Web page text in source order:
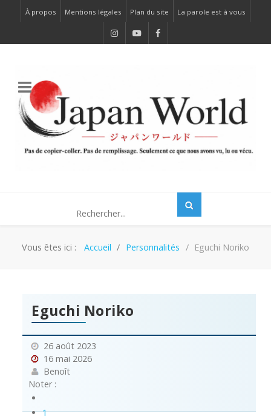
À propos Mentions légales Plan du site La parole est à vous
Vous êtes ici : Accueil Personnalités Eguchi Noriko
Eguchi Noriko
26 août 2023
16 mai 2026
Benoît
Noter :
1